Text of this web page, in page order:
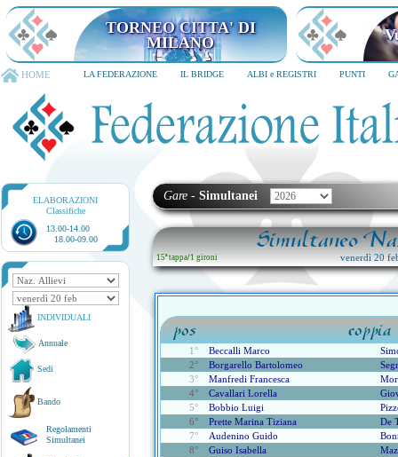
TORNEO CITTA' DI
MILANO
HOME LA FEDERAZIONE IL BRIDGE ALBI e REGISTRI PUNTI
ELABORAZIONI
Classifiche
13.00-14.00
18.00-09.00
INDIVIDUALI
Annuale
Sedi
Bando
Regolamenti
Simultanei
Gare - Simultanei
Simultaneo
15ª tappa/1 gironi venerdì 20
pos coppia
1° Beccalli Marco
2°
Borgarello Bartolomeo
3°
Manfredi Francesca
4°
Cavallari Lorella
5°
Bobbio Luigi
6°
Prette Marina Tiziana
De
7°
Audenino Guido
8°
Guiso Isabella